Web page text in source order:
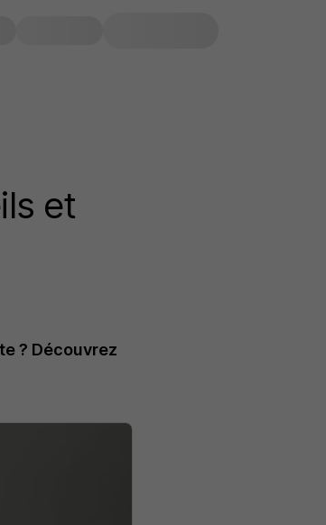
et
? Découvrez